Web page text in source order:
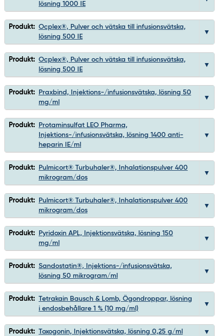
lösning 1000 IE
Produkt: Ocplex®, Pulver och vätska till infusionsvätska,
lösning 500 IE
Produkt: Ocplex®, Pulver och vätska till infusionsvätska,
lösning 500 IE
Produkt:
Praxbind, Injektions-/infusionsvätska, lösning 50
mg/ml
Produkt:
Protaminsulfat LEO Pharma,
Injektions-/infusionsvätska, lösning 1400 anti-
heparin IE/ml
Produkt:
Pulmicort® Turbuhaler®, Inhalationspulver 400
mikrogram/dos
Produkt:
Pulmicort® Turbuhaler®, Inhalationspulver 400
mikrogram/dos
Produkt:
Pyridoxin APL, Injektionsvätska, lösning 150
mg/ml
Produkt: Sandostatin®, Injektions-/infusionsvätska,
lösning 50 mikrogram/ml
Produkt: Tetrakain Bausch & Lomb, Ögondroppar, lösning
i endosbehållare 1 % (10 mg/ml)
Produkt: Toxogonin, Injektionsvätska, lösning 0,25 g/ml